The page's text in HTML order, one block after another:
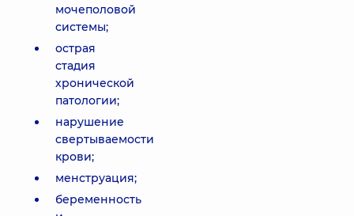
мочеполовой
системы;
острая
стадия
хронической
патологии;
нарушение
свертываемости
крови;
менструация;
беременность